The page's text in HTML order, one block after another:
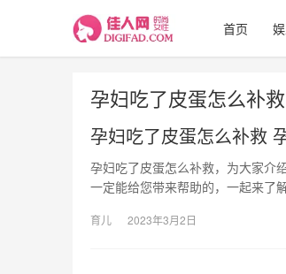
首页
孕妇吃了皮蛋怎么补救
孕妇吃了皮蛋怎么补救
孕妇吃了皮蛋怎么补救，为大家介
一定能给您带来帮助的，一起来
育儿 2023年3月2日